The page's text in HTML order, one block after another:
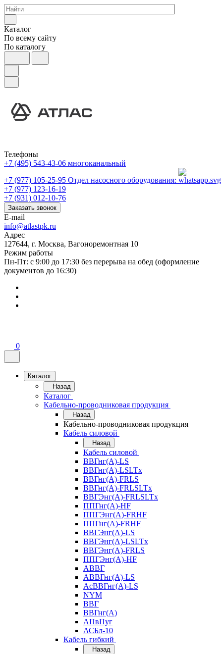
Каталог
По всему сайту
По каталогу
Телефоны
+7 (495) 543-43-06 многоканальный
+7 (977) 105-25-95 Отдел насосного оборудования:
+7 (977) 123-16-19
+7 (931) 012-10-76
Заказать звонок
E-mail
info@atlastpk.ru
Адрес
127644, г. Москва, Вагоноремонтная 10
Режим работы
Пн-Пт: с 9:00 до 17:30 без перерыва на обед (оформление
документов до 16:30)
0
Каталог
Назад
Каталог
Кабельно-проводниковая продукция
Назад
Кабельно-проводниковая продукция
Кабель силовой
Назад
Кабель силовой
ВВГнг(А)-LS
ВВГнг(А)-LSLTx
ВВГнг(А)-FRLS
ВВГнг(А)-FRLSLTx
ВВГЭнг(А)-FRLSLTx
ППГнг(А)-HF
ППГЭнг(А)-FRHF
ППГнг(А)-FRHF
ВВГЭнг(А)-LS
ВВГЭнг(А)-LSLTx
ВВГЭнг(А)-FRLS
ППГЭнг(А)-HF
АВВГ
АВВГнг(А)-LS
АсВВГнг(А)-LS
NYM
ВВГ
ВВГнг(А)
АПвПуг
АСБл-10
Кабель гибкий
Назад